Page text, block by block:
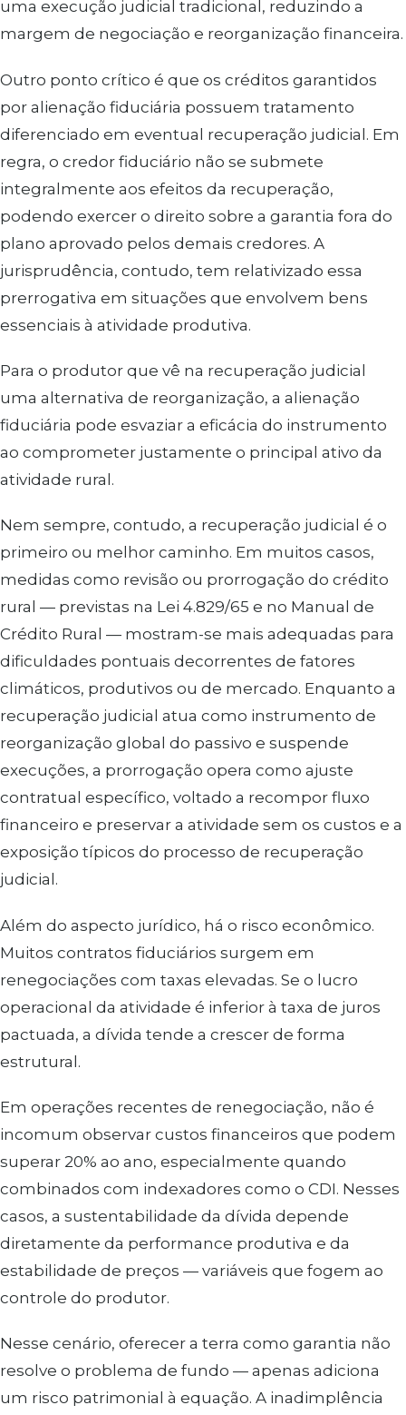
uma execução judicial tradicional, reduzindo a
margem de negociação e reorganização financeira.
Outro ponto crítico é que os créditos garantidos
por alienação fiduciária possuem tratamento
diferenciado em eventual recuperação judicial. Em
regra, o credor fiduciário não se submete
integralmente aos efeitos da recuperação,
podendo exercer o direito sobre a garantia fora do
plano aprovado pelos demais credores. A
jurisprudência, contudo, tem relativizado essa
prerrogativa em situações que envolvem bens
essenciais à atividade produtiva.
Para o produtor que vê na recuperação judicial
uma alternativa de reorganização, a alienação
fiduciária pode esvaziar a eficácia do instrumento
ao comprometer justamente o principal ativo da
atividade rural.
Nem sempre, contudo, a recuperação judicial é o
primeiro ou melhor caminho. Em muitos casos,
medidas como revisão ou prorrogação do crédito
rural — previstas na Lei 4.829/65 e no Manual de
Crédito Rural — mostram-se mais adequadas para
dificuldades pontuais decorrentes de fatores
climáticos, produtivos ou de mercado. Enquanto a
recuperação judicial atua como instrumento de
reorganização global do passivo e suspende
execuções, a prorrogação opera como ajuste
contratual específico, voltado a recompor fluxo
financeiro e preservar a atividade sem os custos e a
exposição típicos do processo de recuperação
judicial.
Além do aspecto jurídico, há o risco econômico.
Muitos contratos fiduciários surgem em
renegociações com taxas elevadas. Se o lucro
operacional da atividade é inferior à taxa de juros
pactuada, a dívida tende a crescer de forma
estrutural.
Em operações recentes de renegociação, não é
incomum observar custos financeiros que podem
superar 20% ao ano, especialmente quando
combinados com indexadores como o CDI. Nesses
casos, a sustentabilidade da dívida depende
diretamente da performance produtiva e da
estabilidade de preços — variáveis que fogem ao
controle do produtor.
Nesse cenário, oferecer a terra como garantia não
resolve o problema de fundo — apenas adiciona
um risco patrimonial à equação. A inadimplência